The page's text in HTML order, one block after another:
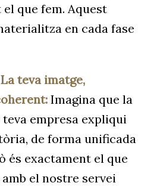
que fem. Aquest
en cada fase
teva imatge,
Imagina que la
empresa expliqui
de forma unificada
és exactament el que
el nostre servei